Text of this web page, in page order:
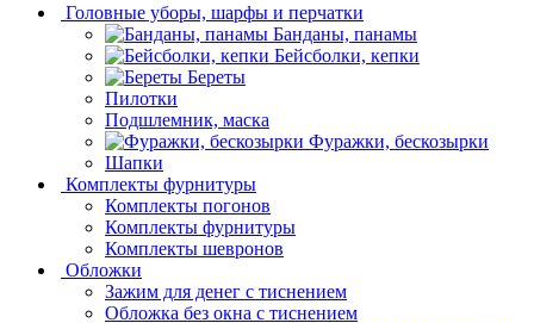
Головные уборы, шарфы и перчатки
Банданы, панамы
Бейсболки, кепки
Береты
Пилотки
Подшлемник, маска
Фуражки, бескозырки
Шапки
Комплекты фурнитуры
Комплекты погонов
Комплекты фурнитуры
Комплекты шевронов
Обложки
Зажим для денег с тиснением
Обложка без окна с тиснением